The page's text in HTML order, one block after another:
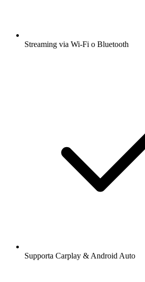
Streaming via Wi-Fi o Bluetooth
Supporta Carplay & Android Auto